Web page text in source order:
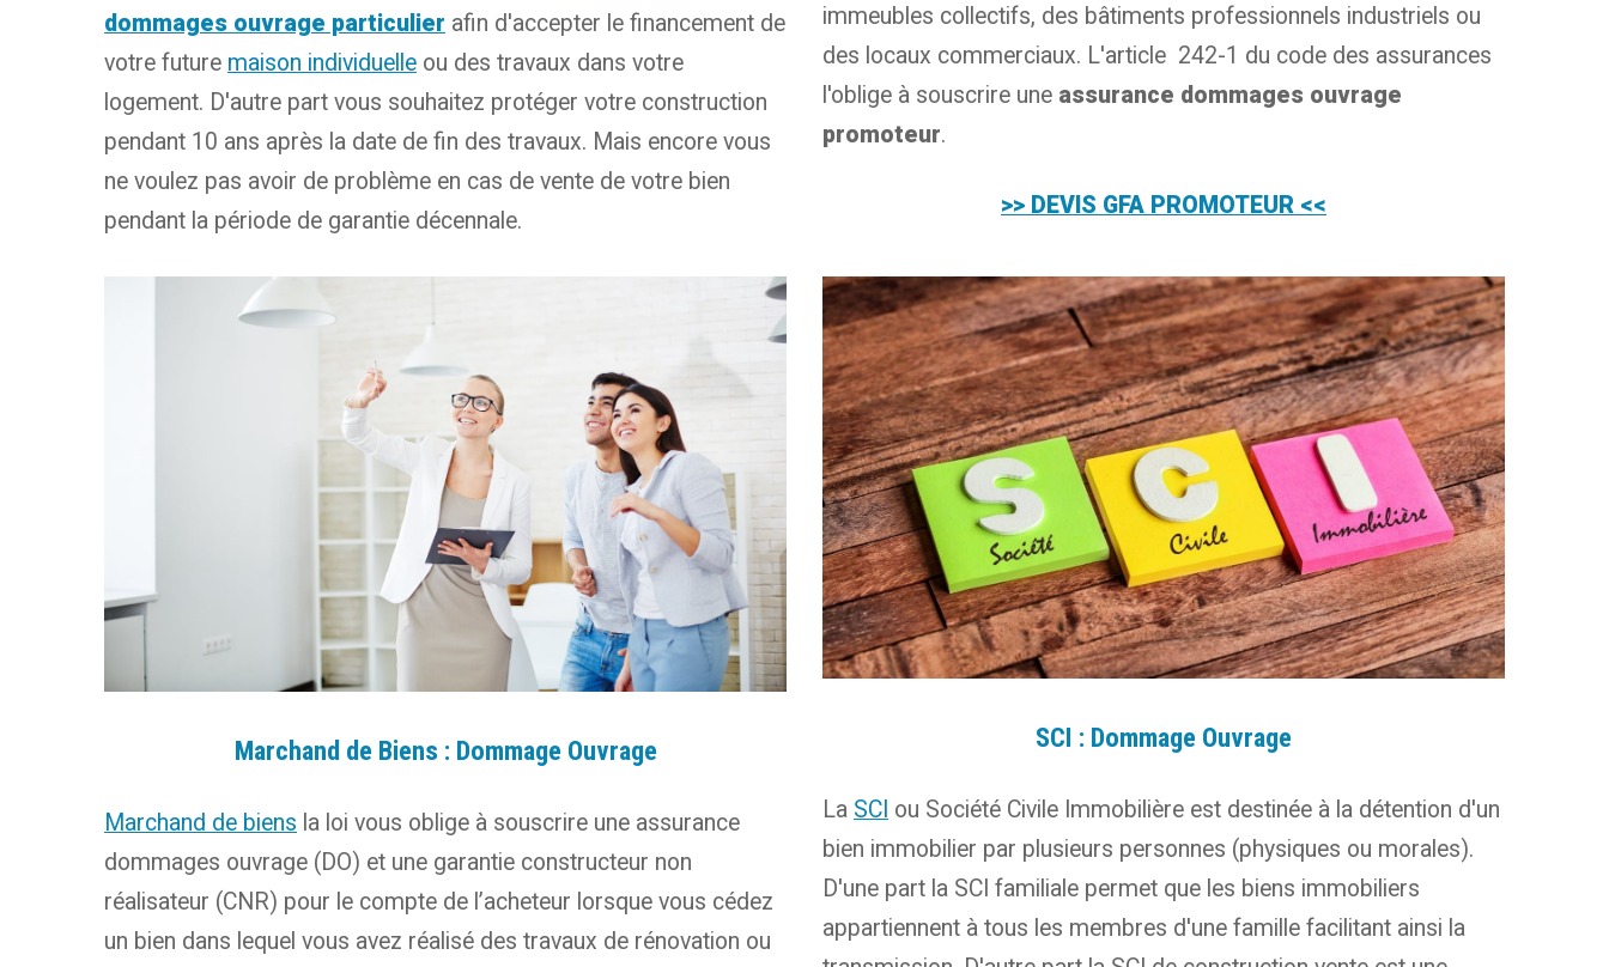
dommages ouvrage particulier afin d'accepter le financement de
votre future maison individuelle ou des travaux dans votre
logement. D'autre part vous souhaitez protéger votre construction
pendant 10 ans après la date de fin des travaux. Mais encore vous
ne voulez pas avoir de problème en cas de vente de votre bien
pendant la période de garantie décennale.
immeubles collectifs, des bâtiments professionnels industriels ou
des locaux commerciaux. L'article 242-1 du code des assurances
l'oblige à souscrire une assurance dommages ouvrage
promoteur.
>> DEVIS GFA PROMOTEUR <<
Marchand de Biens : Dommage Ouvrage
Marchand de biens la loi vous oblige à souscrire une assurance
dommages ouvrage (DO) et une garantie constructeur non
réalisateur (CNR) pour le compte de l’acheteur lorsque vous cédez
un bien dans lequel vous avez réalisé des travaux de rénovation ou
SCI : Dommage Ouvrage
La SCI ou Société Civile Immobilière est destinée à la détention d'un
bien immobilier par plusieurs personnes (physiques ou morales).
D'une part la SCI familiale permet que les biens immobiliers
appartiennent à tous les membres d'une famille facilitant ainsi la